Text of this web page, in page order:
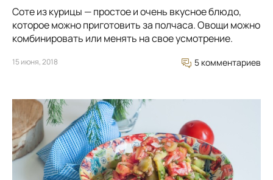
Соте из курицы — простое и очень вкусное блюдо,
которое можно приготовить за полчаса. Овощи можно
комбинировать или менять на свое усмотрение.
15 июня, 2018 5 комментариев